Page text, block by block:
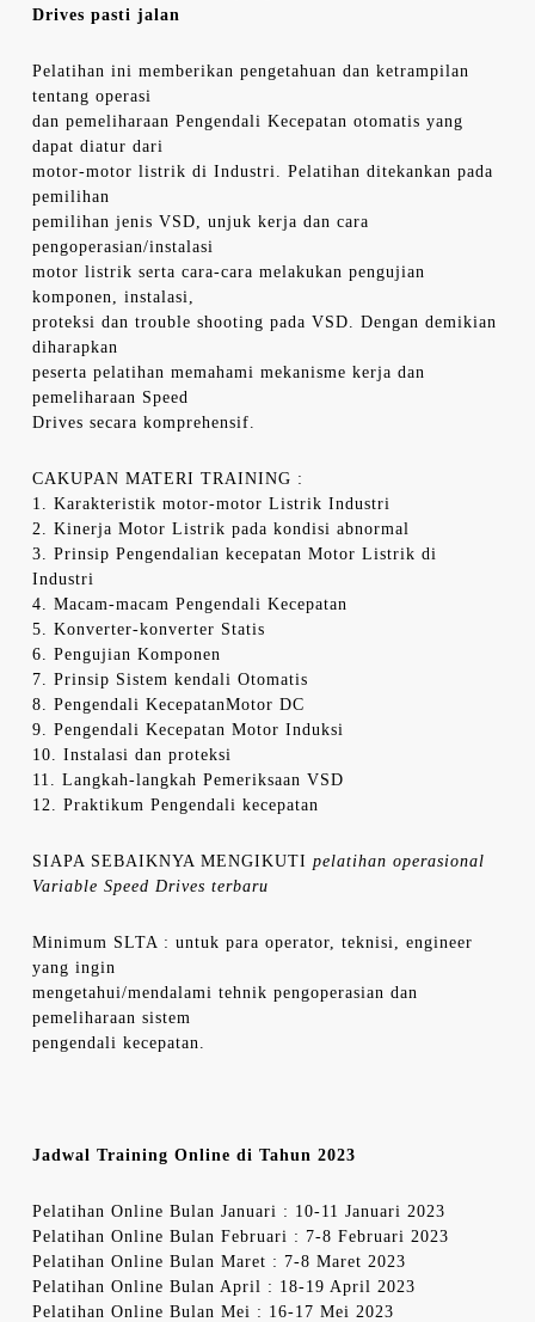
Drives pasti jalan
Pelatihan ini memberikan pengetahuan dan ketrampilan
tentang operasi
dan pemeliharaan Pengendali Kecepatan otomatis yang
dapat diatur dari
motor-motor listrik di Industri. Pelatihan ditekankan pada
pemilihan
pemilihan jenis VSD, unjuk kerja dan cara
pengoperasian/instalasi
motor listrik serta cara-cara melakukan pengujian
komponen, instalasi,
proteksi dan trouble shooting pada VSD. Dengan demikian
diharapkan
peserta pelatihan memahami mekanisme kerja dan
pemeliharaan Speed
Drives secara komprehensif.
CAKUPAN MATERI TRAINING :
1. Karakteristik motor-motor Listrik Industri
2. Kinerja Motor Listrik pada kondisi abnormal
3. Prinsip Pengendalian kecepatan Motor Listrik di
Industri
4. Macam-macam Pengendali Kecepatan
5. Konverter-konverter Statis
6. Pengujian Komponen
7. Prinsip Sistem kendali Otomatis
8. Pengendali KecepatanMotor DC
9. Pengendali Kecepatan Motor Induksi
10. Instalasi dan proteksi
11. Langkah-langkah Pemeriksaan VSD
12. Praktikum Pengendali kecepatan
SIAPA SEBAIKNYA MENGIKUTI pelatihan operasional
Variable Speed Drives terbaru
Minimum SLTA : untuk para operator, teknisi, engineer
yang ingin
mengetahui/mendalami tehnik pengoperasian dan
pemeliharaan sistem
pengendali kecepatan.
Jadwal Training Online di Tahun 2023
Pelatihan Online Bulan Januari : 10-11 Januari 2023
Pelatihan Online Bulan Februari : 7-8 Februari 2023
Pelatihan Online Bulan Maret : 7-8 Maret 2023
Pelatihan Online Bulan April : 18-19 April 2023
Pelatihan Online Bulan Mei : 16-17 Mei 2023